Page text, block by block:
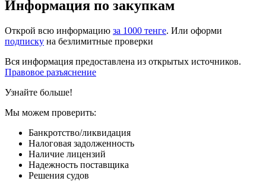
Информация по закупкам
Открой всю информацию за 1000 тенге. Или оформи
подписку на безлимитные проверки
Вся информация предоставлена из открытых источников.
Правовое разъяснение
Узнайте больше!
Мы можем проверить:
Банкротство/ликвидация
Налоговая задолженность
Наличие лицензий
Надежность поставщика
Решения судов